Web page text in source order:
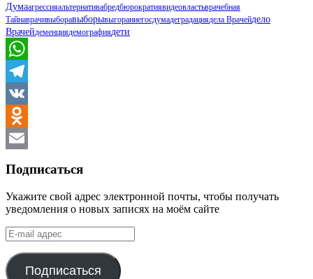
ДумаАгрессияАльтернативаБредБюрократияВидеоВластьВрачебная
ТайнаВрачиВыбораВыборыВыгораниеГосдумаДеградацияДела ВрачейДело
ВрачейДеменцияДемографияДети
WhatsApp
Telegram
VK
Odnoklassniki
Подписаться
Укажите свой адрес электронной почты, чтобы получать
уведомления о новых записях на моём сайте
E-
mail
адрес
Подписаться